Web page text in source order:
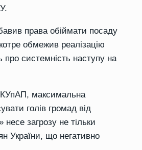
права обіймати посаду
обмежив реалізацію
про системність наступу на
КУпАП, максимальна
голів громад від
загрозу не тільки
України, що негативно